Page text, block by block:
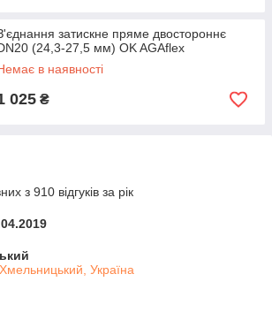
затискне пряме двостороннє
(24,3-27,5 мм) OK AGAflex
в наявності
025 ₴
з 910 відгуків за рік
Україна